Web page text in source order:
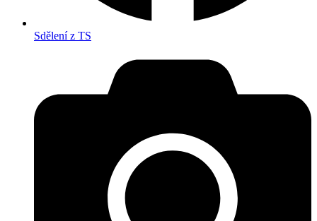
Sdělení z TS